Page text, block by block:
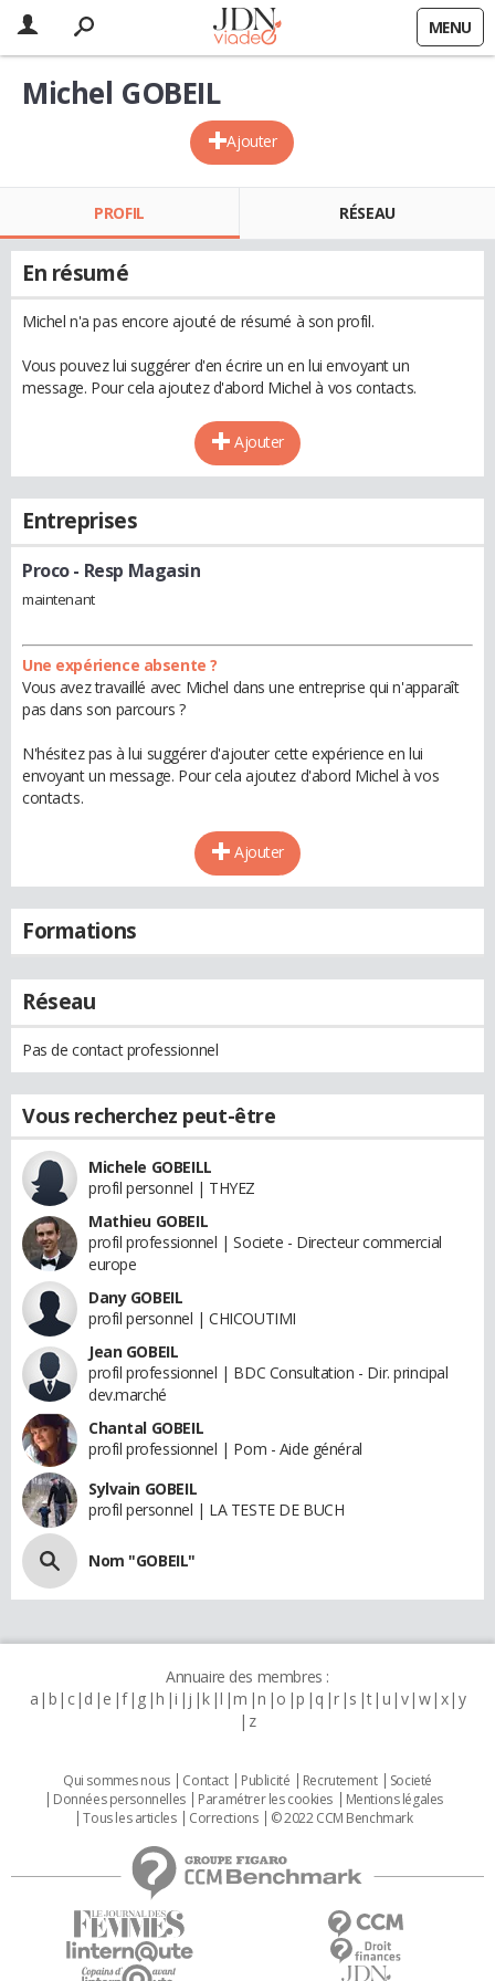
MENU
Ajouter
Michel GOBEIL
PROFIL RÉSEAU
En résumé
Michel n'a pas encore ajouté de résumé à son profil.
Vous pouvez lui suggérer d'en écrire un en lui envoyant un
message. Pour cela ajoutez d'abord Michel à vos contacts.
Ajouter
Entreprises
Proco- Resp Magasin
maintenant
Une expérience absente ?
Vous avez travaillé avec Michel dans une entreprise qui n'apparaît
pas dans son parcours ?
N'hésitez pas à lui suggérer d'ajouter cette expérience en lui
envoyant un message. Pour cela ajoutez d'abord Michel à vos
contacts.
Ajouter
Formations
Réseau
Pas de contact professionnel
Vous recherchez peut-être
Michele GOBEILL
profil personnel | THYEZ
Mathieu GOBEIL
profil professionnel | Societe - Directeur commercial
europe
Dany GOBEIL
profil personnel | CHICOUTIMI
Jean GOBEIL
profil professionnel | BDC Consultation - Dir. principal
dev.marché
Chantal GOBEIL
profil professionnel | Pom - Aide général
Sylvain GOBEIL
profil personnel | LA TESTE DE BUCH
Nom "GOBEIL"
Annuaire des membres :
a b c d e f g h i j k l m n o p q r s t u v w x y
z
Qui sommes nous Contact Publicité Recrutement
Societé
Données personnelles
Paramétrer les cookies
Mentions légales
Tous les articles
Corrections © 2022 CCM Benchmark